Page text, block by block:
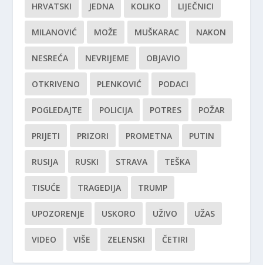
HRVATSKI JEDNA KOLIKO LIJEČNICI
MILANOVIĆ MOŽE MUŠKARAC NAKON
NESREĆA NEVRIJEME OBJAVIO
OTKRIVENO PLENKOVIĆ PODACI
POGLEDAJTE POLICIJA POTRES POŽAR
PRIJETI PRIZORI PROMETNA PUTIN
RUSIJA RUSKI STRAVA TEŠKA
TISUĆE TRAGEDIJA TRUMP
UPOZORENJE USKORO UŽIVO UŽAS
VIDEO VIŠE ZELENSKI ČETIRI